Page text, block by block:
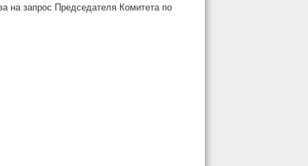
на запрос Председателя Комитета по